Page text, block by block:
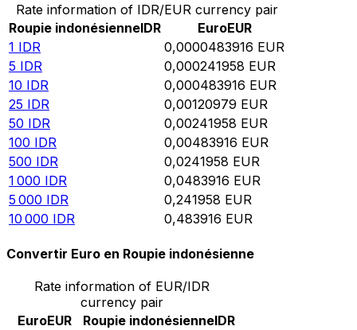
Rate information of IDR/EUR currency pair
Roupie indonésienneIDR EuroEUR
1 IDR 0,0000483916 EUR
5 IDR 0,000241958 EUR
10 IDR 0,000483916 EUR
25 IDR 0,00120979 EUR
50 IDR 0,00241958 EUR
100 IDR 0,00483916 EUR
500 IDR 0,0241958 EUR
1 000 IDR 0,0483916 EUR
5 000 IDR 0,241958 EUR
10 000 IDR 0,483916 EUR
Convertir Euro en Roupie indonésienne
Rate information of EUR/IDR
currency pair
EuroEUR Roupie indonésienneIDR